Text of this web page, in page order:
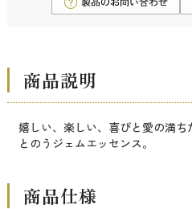
商品説明
嬉しい、楽しい、喜びと愛の満ち
とのうジェムエッセンス。
商品仕様